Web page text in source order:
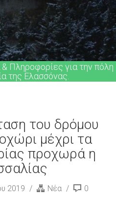
Πληροφορίες για την πόλη
της Ελασσόνας.
του δρόμου
μέχρι τα
προχωρά η
2019 Νέα 0